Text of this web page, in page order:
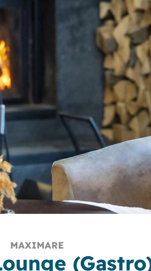
MAXIMARE